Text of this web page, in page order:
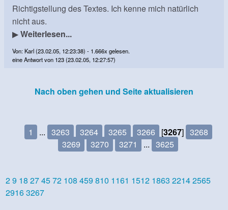
Richtigstellung des Textes. Ich kenne mich natürlich
nicht aus.
▶Weiterlesen...
Von: Karl (23.02.05, 12:23:38) - 1.666x gelesen.
eine Antwort von 123 (23.02.05, 12:27:57)
Nach oben gehen und Seite aktualisieren
1 ... 3263 3264 3265 3266 [3267] 3268
3269
3270 3271 ... 3625
29 18 274572 108 459 810 1161 1512 1863 22142565
29163267